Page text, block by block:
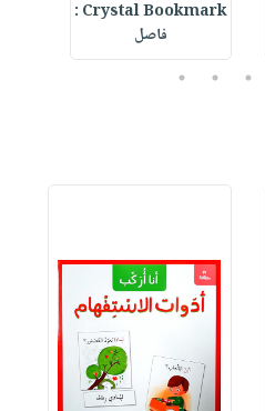
Crystal Bookmark :
فاصل
3
4
5